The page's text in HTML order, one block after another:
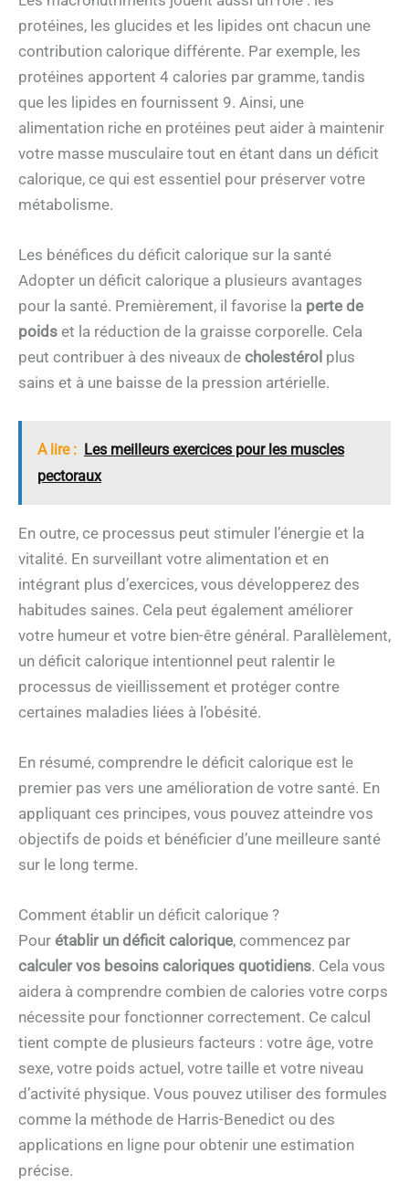
protéines, les glucides et les lipides ont chacun une
contribution calorique différente. Par exemple, les
protéines apportent 4 calories par gramme, tandis
que les lipides en fournissent 9. Ainsi, une
alimentation riche en protéines peut aider à maintenir
votre masse musculaire tout en étant dans un déficit
calorique, ce qui est essentiel pour préserver votre
métabolisme.
Les bénéfices du déficit calorique sur la santé
Adopter un déficit calorique a plusieurs avantages
pour la santé. Premièrement, il favorise la perte de
poids et la réduction de la graisse corporelle. Cela
peut contribuer à des niveaux de cholestérol plus
sains et à une baisse de la pression artérielle.
A lire : Les meilleurs exercices pour les muscles
pectoraux
En outre, ce processus peut stimuler l’énergie et la
vitalité. En surveillant votre alimentation et en
intégrant plus d’exercices, vous développerez des
habitudes saines. Cela peut également améliorer
votre humeur et votre bien-être général. Parallèlement,
un déficit calorique intentionnel peut ralentir le
processus de vieillissement et protéger contre
certaines maladies liées à l’obésité.
En résumé, comprendre le déficit calorique est le
premier pas vers une amélioration de votre santé. En
appliquant ces principes, vous pouvez atteindre vos
objectifs de poids et bénéficier d’une meilleure santé
sur le long terme.
Comment établir un déficit calorique ?
Pour établir un déficit calorique, commencez par
calculer vos besoins caloriques quotidiens. Cela vous
aidera à comprendre combien de calories votre corps
nécessite pour fonctionner correctement. Ce calcul
tient compte de plusieurs facteurs : votre âge, votre
sexe, votre poids actuel, votre taille et votre niveau
d’activité physique. Vous pouvez utiliser des formules
comme la méthode de Harris-Benedict ou des
applications en ligne pour obtenir une estimation
précise.